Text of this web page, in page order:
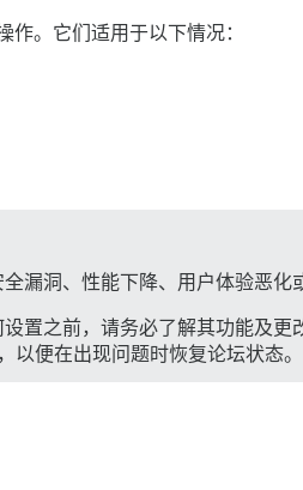
。它们适用于以下情况：
漏洞、性能下降、用户体验恶化
置之前，请务必了解其功能及
便在出现问题时恢复论坛状态。